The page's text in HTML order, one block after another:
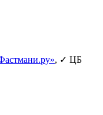
, ✓ ЦБ